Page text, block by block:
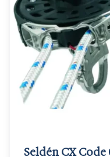
Seldén CX Code